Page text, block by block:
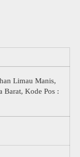
Limau Manis,
Barat, Kode Pos :